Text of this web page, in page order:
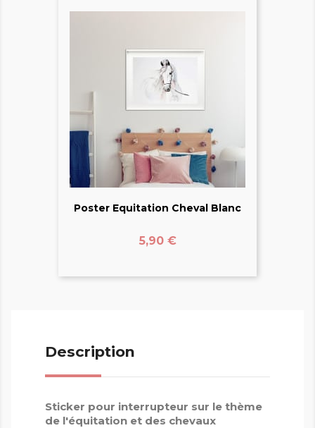
Poster Equitation Cheval Blanc
Prix
5,90 €
Description
Sticker pour interrupteur sur le thème
de l'équitation et des chevaux